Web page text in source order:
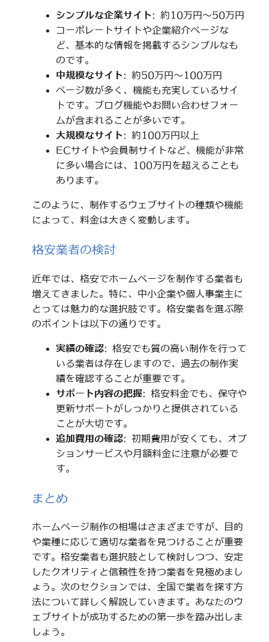
シンプルな企業サイト: 約10万円～50万円
コーポレートサイトや企業紹介ページな
ど、基本的な情報を掲載するシンプルなも
のです。
中規模なサイト: 約50万円～100万円
ページ数が多く、機能も充実しているサイ
トです。ブログ機能やお問い合わせフォー
ムが含まれることが多いです。
大規模なサイト: 約100万円以上
ECサイトや会員制サイトなど、機能が非常
に多い場合には、100万円を超えることも
あります。
このように、制作するウェブサイトの種類や機能
によって、料金は大きく変動します。
格安業者の検討
近年では、格安でホームページを制作する業者も
増えてきました。特に、中小企業や個人事業主に
とっては魅力的な選択肢です。格安業者を選ぶ際
のポイントは以下の通りです。
実績の確認: 格安でも質の高い制作を行って
いる業者は存在しますので、過去の制作実
績を確認することが重要です。
サポート内容の把握: 格安料金でも、保守や
更新サポートがしっかりと提供されている
ことが大切です。
追加費用の確認: 初期費用が安くても、オプ
ションサービスや月額料金に注意が必要で
す。
まとめ
ホームページ制作の相場はさまざまですが、目的
や業種に応じて適切な業者を見つけることが重要
です。格安業者も選択肢として検討しつつ、安定
したクオリティと信頼性を持つ業者を見極めまし
ょう。次のセクションでは、全国で業者を探す方
法について詳しく解説していきます。あなたのウ
ェブサイトが成功するための第一歩を踏み出しま
しょう。